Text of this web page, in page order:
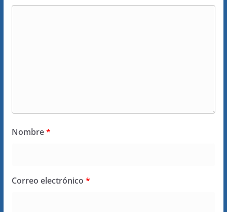
Nombre*
Correo electrónico *